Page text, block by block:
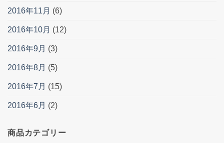
2016年11月 (6)
2016年10月 (12)
2016年9月 (3)
2016年8月 (5)
2016年7月 (15)
2016年6月 (2)
商品カテゴリー